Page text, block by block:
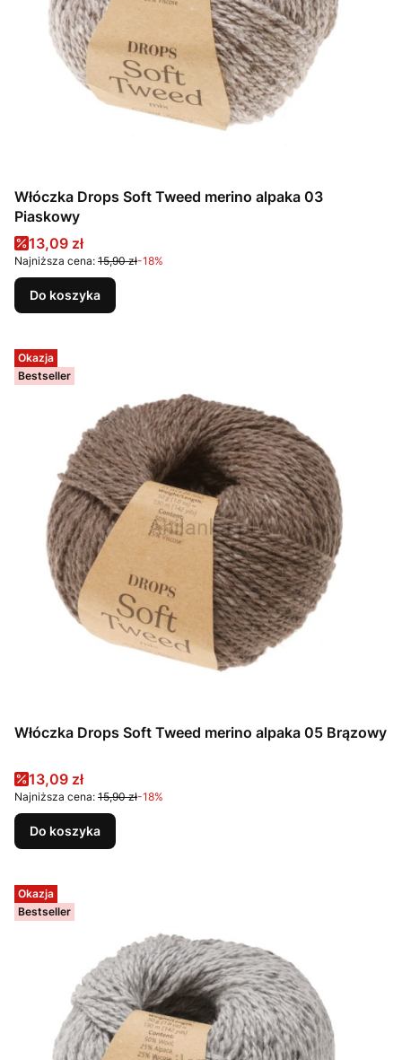
Włóczka Drops Soft Tweed merino alpaka 03
Piaskowy
Cena promocyjna
13,09 zł
Najniższa cena: 15,90 zł-18%
Do koszyka
Okazja
Bestseller
Włóczka Drops Soft Tweed merino alpaka 05 Brązowy
Cena promocyjna
13,09 zł
Najniższa cena: 15,90 zł-18%
Do koszyka
Okazja
Bestseller